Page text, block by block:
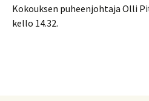
Kokouksen puheenjohtaja Olli
kello 14.32.